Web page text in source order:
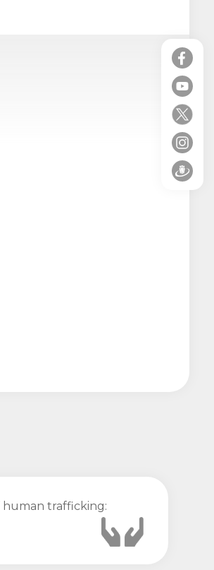
human trafficking: